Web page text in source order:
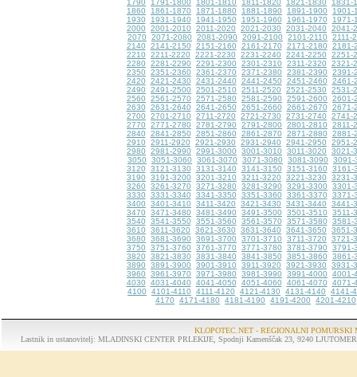
1790
1791-1800 1801-1810 1811-1820 1821-1830
1831-
1860
1861-1870 1871-1880 1881-1890 1891-1900
1901-
1930
1931-1940 1941-1950 1951-1960 1961-1970
1971-
2000
2001-2010 2011-2020 2021-2030 2031-2040
2041-
2070
2071-2080 2081-2090 2091-2100 2101-2110
2111-
2140
2141-2150 2151-2160 2161-2170 2171-2180
2181-
2210
2211-2220 2221-2230 2231-2240 2241-2250
2251-
2280
2281-2290 2291-2300 2301-2310 2311-2320
2321-
2350
2351-2360 2361-2370 2371-2380 2381-2390
2391-
2420
2421-2430 2431-2440 2441-2450 2451-2460
2461-
2490
2491-2500 2501-2510 2511-2520 2521-2530
2531-
2560
2561-2570 2571-2580 2581-2590 2591-2600
2601-
2630
2631-2640 2641-2650 2651-2660 2661-2670
2671-
2700
2701-2710 2711-2720 2721-2730 2731-2740
2741-
2770
2771-2780 2781-2790 2791-2800 2801-2810
2811-
2840
2841-2850 2851-2860 2861-2870 2871-2880
2881-
2910
2911-2920 2921-2930 2931-2940 2941-2950
2951-
2980
2981-2990 2991-3000 3001-3010 3011-3020
3021-
3050
3051-3060 3061-3070 3071-3080 3081-3090
3091-
3120
3121-3130 3131-3140 3141-3150 3151-3160
3161-
3190
3191-3200 3201-3210 3211-3220 3221-3230
3231-
3260
3261-3270 3271-3280 3281-3290 3291-3300
3301-
3330
3331-3340 3341-3350 3351-3360 3361-3370
3371-
3400
3401-3410 3411-3420 3421-3430 3431-3440
3441-
3470
3471-3480 3481-3490 3491-3500 3501-3510
3511-
3540
3541-3550 3551-3560 3561-3570 3571-3580
3581-
3610
3611-3620 3621-3630 3631-3640 3641-3650
3651-
3680
3681-3690 3691-3700 3701-3710 3711-3720
3721-
3750
3751-3760 3761-3770 3771-3780 3781-3790
3791-
3820
3821-3830 3831-3840 3841-3850 3851-3860
3861-
3890
3891-3900 3901-3910 3911-3920 3921-3930
3931-
3960
3961-3970 3971-3980 3981-3990 3991-4000
4001-
4030
4031-4040 4041-4050 4051-4060 4061-4070
4071-
4100
4101-4110 4111-4120 4121-4130 4131-4140
4141-
4170
4171-4180 4181-4190 4191-4200 4201-4210
KLOPOTEC.NET - REGIONALNI POMURSKI
Lastnik in ustanovitelj: MLADINSKI CENTER PRLEKIJE, Spodnji Kamenščak 23, 9240